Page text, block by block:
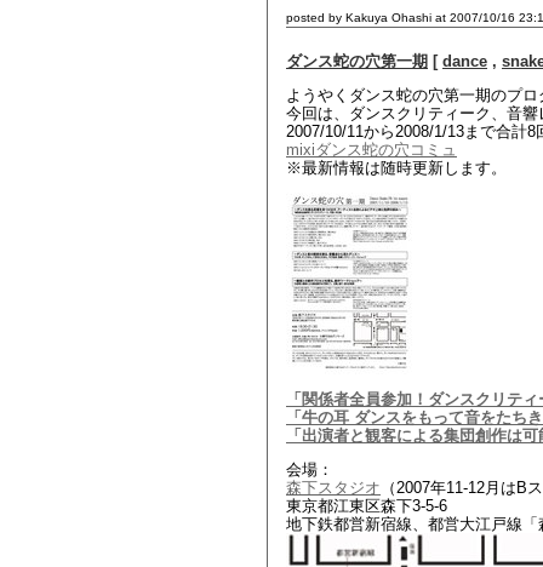
posted by Kakuya Ohashi at 2007/10/16
ダンス蛇の穴第一期 [ dance ,
ようやくダンス蛇の穴第一期のプ
今回は、ダンスクリティーク、音
2007/10/11から2008/1/13まで合計8
mixiダンス蛇の穴コミュ
※最新情報は随時更新します。
「関係者全員参加！ダンスクリテ
「牛の耳 ダンスをもって音をたち
「出演者と観客による集団創作は
会場：
森下スタジオ （2007年11-12月はB
東京都江東区森下3-5-6
地下鉄都営新宿線、都営大江戸線